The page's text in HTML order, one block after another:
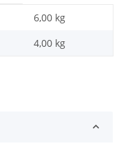
6,00 kg
4,00 kg